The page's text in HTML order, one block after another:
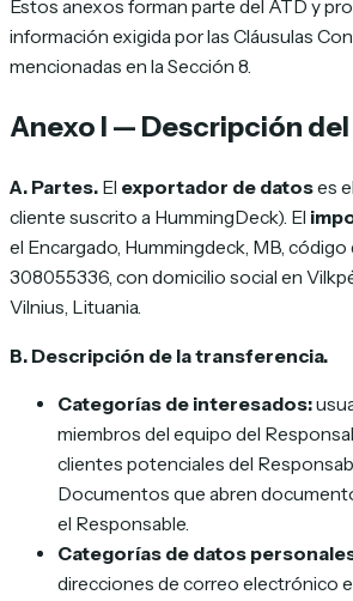
Estos anexos forman parte del ATD y
información exigida por las Cláusulas
mencionadas en la Sección 8.
Anexo I — Descripción
A. Partes. El exportador de datoses
cliente suscrito a HummingDeck). El
el Encargado, Hummingdeck, MB, código
308055336, con domicilio social en
Vilnius, Lituania.
B. Descripción de la transferencia.
Categorías de interesados:
miembros del equipo del
clientes potenciales del
Documentos que abren
el Responsable.
Categorías de datos
direcciones de correo electrónico